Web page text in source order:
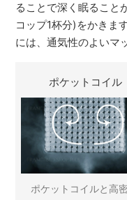
ることで深く眠ること
コップ1杯分)をかきま
には、通気性のよいマ
ポケットコイル
ポケットコイルと高